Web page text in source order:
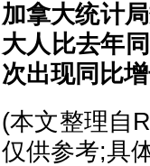
加拿大统计
大人比去年
次出现同比增
(本文整理自
仅供参考;具